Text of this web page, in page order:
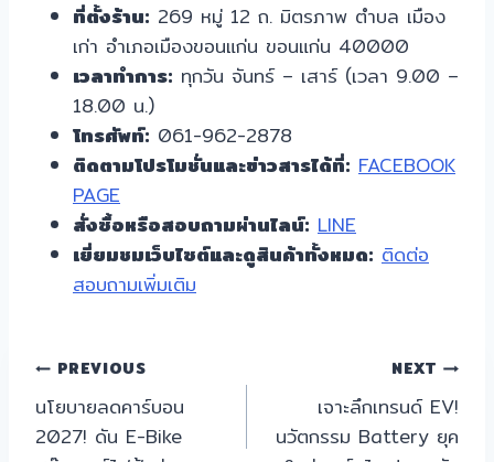
ที่ตั้งร้าน: 269 หมู่ 12 ถ. มิตรภาพ ตำบล เมือง
เก่า อำเภอเมืองขอนแก่น ขอนแก่น 40000
เวลาทำการ: ทุกวัน จันทร์ – เสาร์ (เวลา 9.00 –
18.00 น.)
โทรศัพท์: 061-962-2878
ติดตามโปรโมชั่นและข่าวสารได้ที่: FACEBOOK
PAGE
สั่งซื้อหรือสอบถามผ่านไลน์: LINE
เยี่ยมชมเว็บไซต์และดูสินค้าทั้งหมด: ติดต่อ
สอบถามเพิ่มเติม
แนะแนว
เรื่อง
PREVIOUS
นโยบายลดคาร์บอน
2027! ดัน E-Bike
NEXT
เจาะลึกเทรนด์ EV!
นวัตกรรม Battery ยุค